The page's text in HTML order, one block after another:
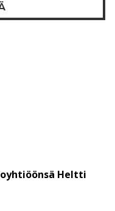
Heltti